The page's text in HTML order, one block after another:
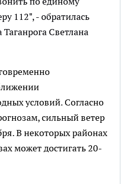
112", - обратилась
Светлана
условий. Согласно
сильный ветер
В некоторых районах
может достигать 20-